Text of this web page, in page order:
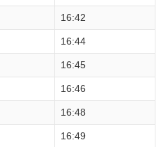
16:42
16:44
16:45
16:46
16:48
16:49